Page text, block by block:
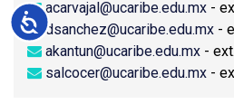
Accesibilidad
acarvajal@ucaribe.edu.mx -
dsanchez@ucaribe.edu.mx -
akantun@ucaribe.edu.mx -
salcocer@ucaribe.edu.mx -